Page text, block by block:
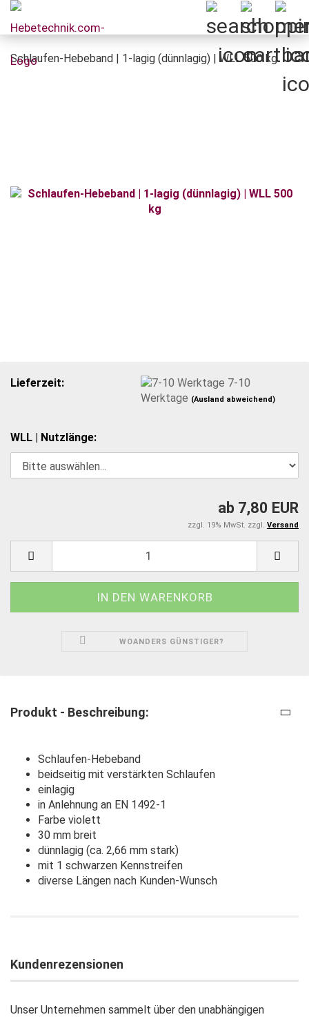
Schlaufen-Hebeband | 1-lagig (dünnlagig) | WLL 500 kg
Lieferzeit:
7-10
Werktage (Ausland abweichend)
WLL | Nutzlänge:
ab 7,80 EUR
zzgl. 19% MwSt. zzgl. Versand
WOANDERS GÜNSTIGER?
Produkt - Beschreibung:
Schlaufen-Hebeband
beidseitig mit verstärkten Schlaufen
einlagig
in Anlehnung an EN 1492-1
Farbe violett
30 mm breit
dünnlagig (ca. 2,66 mm stark)
mit 1 schwarzen Kennstreifen
diverse Längen nach Kunden-Wunsch
Kundenrezensionen
Unser Unternehmen sammelt über den unabhängigen